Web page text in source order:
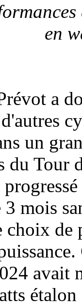
en
a
un
du Tour
mois
choix de
avait